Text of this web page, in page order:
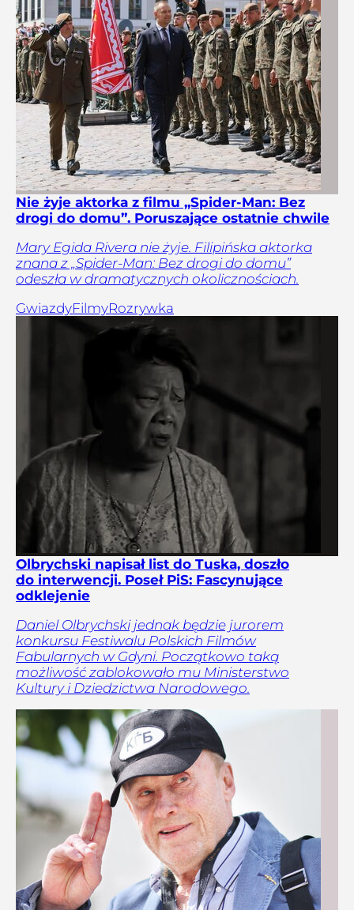
Nie żyje aktorka z filmu „Spider-Man: Bez
drogi do domu”. Poruszające ostatnie chwile
Mary Egida Rivera nie żyje. Filipińska aktorka
znana z „Spider-Man: Bez drogi do domu”
odeszła w dramatycznych okolicznościach.
GwiazdyFilmyRozrywka
Olbrychski napisał list do Tuska, doszło
do interwencji. Poseł PiS: Fascynujące
odklejenie
Daniel Olbrychski jednak będzie jurorem
konkursu Festiwalu Polskich Filmów
Fabularnych w Gdyni. Początkowo taką
możliwość zablokowało mu Ministerstwo
Kultury i Dziedzictwa Narodowego.